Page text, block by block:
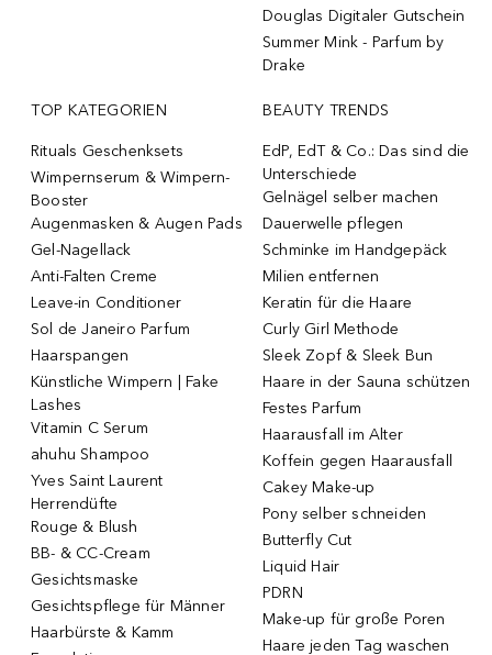
Douglas Digitaler Gutschein
Summer Mink - Parfum by
Drake
TOP KATEGORIEN
Rituals Geschenksets
Wimpernserum & Wimpern-
Booster
Augenmasken & Augen Pads
Gel-Nagellack
Anti-Falten Creme
Leave-in Conditioner
Sol de Janeiro Parfum
Haarspangen
Künstliche Wimpern | Fake
Lashes
Vitamin C Serum
ahuhu Shampoo
Yves Saint Laurent
Herrendüfte
Rouge & Blush
BB- & CC-Cream
Gesichtsmaske
Gesichtspflege für Männer
Haarbürste & Kamm
BEAUTY TRENDS
EdP, EdT & Co.: Das sind die
Unterschiede
Gelnägel selber machen
Dauerwelle pflegen
Schminke im Handgepäck
Milien entfernen
Keratin für die Haare
Curly Girl Methode
Sleek Zopf & Sleek Bun
Haare in der Sauna schützen
Festes Parfum
Haarausfall im Alter
Koffein gegen Haarausfall
Cakey Make-up
Pony selber schneiden
Butterfly Cut
Liquid Hair
PDRN
Make-up für große Poren
Haare jeden Tag waschen